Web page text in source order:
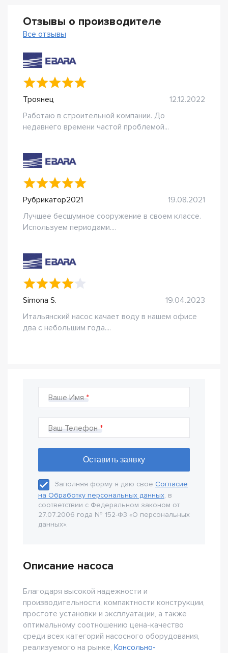
Отзывы о производителе
Все отзывы
Троянец
12.12.2022
Работаю в строительной компании. До
недавнего времени частой проблемой...
Рубрикатор2021
19.08.2021
Лучшее бесшумное сооружение в своем классе.
Используем периодами....
Simona S.
19.04.2023
Итальянский насос качает воду в нашем офисе
два с небольшим года....
Ваше Имя
Ваш Телефон
Заполняя форму я даю своё Согласие
на Обработку персональных данных, в
соответствии с Федеральном законом от
27.07.2006 года № 152-Ф3 «О персональных
данных».
Описание насоса
Благодаря высокой надежности и
производительности, компактности конструкции,
простоте установки и эксплуатации, а также
оптимальному соотношению цена-качество
среди всех категорий насосного оборудования,
реализуемого на рынке, Консольно-